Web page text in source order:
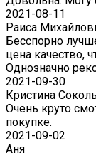
2021-08-11
Раиса
Бесспорно
цена качество,
Однозначно
2021-09-30
Кристина
Очень круто
покупке.
2021-09-02
Аня